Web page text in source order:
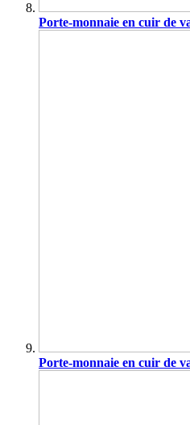
Porte-monnaie en cuir de
Porte-monnaie en cuir de